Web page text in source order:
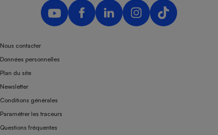
Nous contacter
Données personnelles
Plan du site
Newsletter
Conditions générales
Paramétrer les traceurs
Questions fréquentes